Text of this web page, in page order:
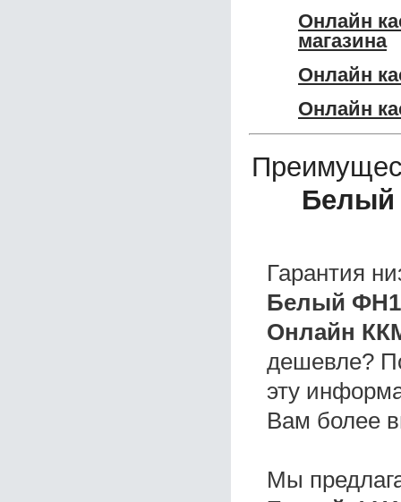
Онлайн
магазина
Онлайн
Онлайн
Белый
Гарантия
Белый
Онлайн
дешевле?
эту
Вам более
Мы